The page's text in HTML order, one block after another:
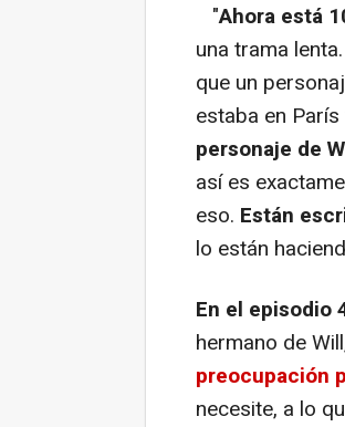
"Ahora está
una trama
que un
estaba en París
personaje de
así es
eso. Están
lo están
En el episodio
hermano de
preocupación
necesite, a lo